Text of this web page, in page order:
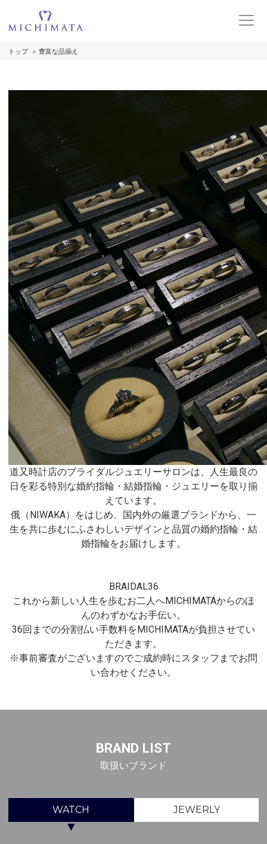
トップ 豊富な品揃え
道又時計店のブライダルジュエリーサロンは、人生最良の
日を彩る特別な婚約指輪・結婚指輪・ジュエリーを取り揃
えています。
俄（NIWAKA）をはじめ、国内外の厳選ブランドから、一
生を共に歩むにふさわしいデザインと品質の婚約指輪・結
婚指輪をお届けします。
BRAIDAL36
これから新しい人生を歩むお二人へMICHIMATAからのほ
んのわずかなお手伝い。
36回までの分割払い手数料をMICHIMATAが負担させてい
ただきます。
※事前審査がございますのでご成約時にスタッフまでお問
い合わせください。
BRAND LIST
取扱いブランド
WATCH JEWERLY
▼